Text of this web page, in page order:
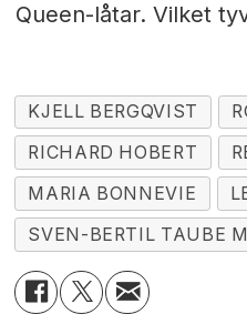
Queen-låtar. Vilket
KJELL BERGQVIST
RICHARD HOBERT
MARIA BONNEVIE
SVEN-BERTIL TAUBE